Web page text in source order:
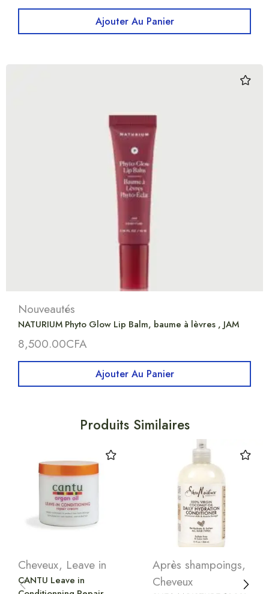
Ajouter Au Panier
Nouveautés
NATURIUM Phyto Glow Lip Balm, baume à lèvres , JAM
8,500.00CFA
Ajouter Au Panier
Produits Similaires
Cheveux, Leave in
CANTU Leave in
Après shampoings,
Cheveux